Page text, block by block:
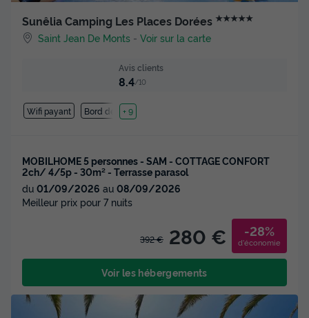
Sunêlia Camping Les Places Dorées ★★★★★
Saint Jean De Monts -Voir sur la carte
Avis clients
8.4/10
Wifi payant Bord de mer
+ 9
MOBILHOME 5 personnes - SAM - COTTAGE CONFORT
2ch/ 4/5p - 30m² - Terrasse parasol
du 01/09/2026 au 08/09/2026
Meilleur prix pour 7 nuits
392 € 280 € -28%
d'économie
Voir les hébergements